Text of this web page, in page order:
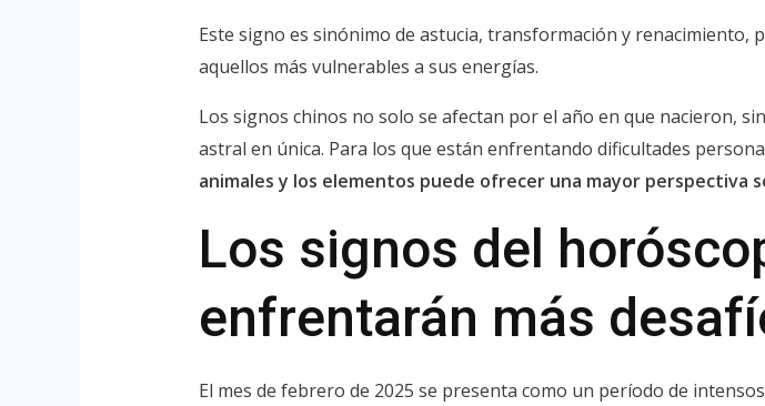
Este signo es sinónimo de astucia, transformación y
aquellos más vulnerables a sus energías.
Los signos chinos no solo se afectan por el año en que nacieron,
astral en única. Para los que están enfrentando dificultades
animales y los elementos puede ofrecer una mayor perspectiva
Los signos del
enfrentarán más
El mes de febrero de 2025 se presenta como un período de